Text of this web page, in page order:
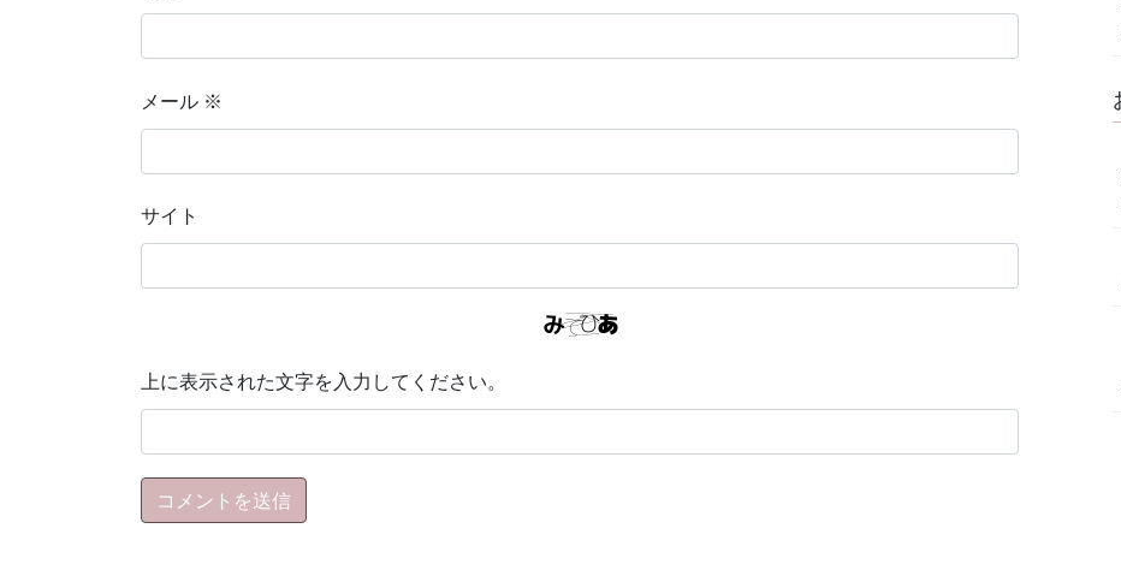
メール ※
サイト
上に表示された文字を入力してください。